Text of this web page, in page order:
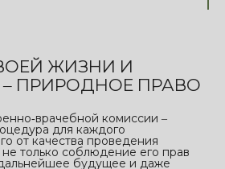
ЖИЗНИ И
ПРИРОДНОЕ ПРАВО
врачебной комиссии –
для каждого
от качества проведения
не только соблюдение его прав
будущее и даже